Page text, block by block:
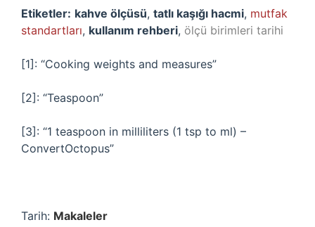
Etiketler: kahve ölçüsü, tatlı kaşığı hacmi, mutfak
standartları, kullanım rehberi, ölçü birimleri tarihi
[1]: “Cooking weights and measures”
[2]: “Teaspoon”
[3]: “1 teaspoon in milliliters (1 tsp to ml) –
ConvertOctopus”
Tarih: Makaleler